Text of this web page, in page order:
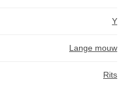
Y
Lange mouw
Rits